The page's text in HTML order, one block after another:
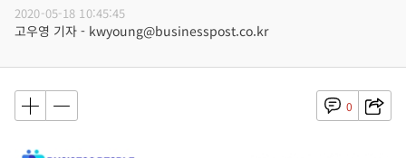
2020-05-18 10:45:45
고우영 기자 - kwyoung@businesspost.co.kr
0